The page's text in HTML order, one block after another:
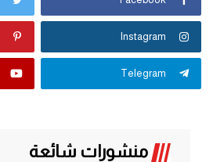
Instagram
Telegram
منشورات شائعة